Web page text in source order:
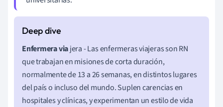
Enfermera viajera - Las enfermeras viajeras son RN
que trabajan en misiones de corta duración,
normalmente de 13 a 26 semanas, en distintos lugares
del país o incluso del mundo. Suplen carencias en
hospitales y clínicas, y experimentan un estilo de vida